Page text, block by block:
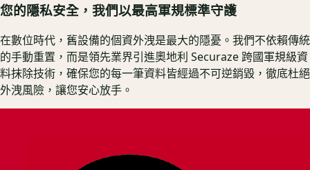
您的隱私安全，我們以最高軍規標準守護
在數位時代，舊設備的個資外洩是最大的隱憂。我們不依賴傳統
的手動重置，而是領先業界引進奧地利 Securaze 跨國軍規級資
料抹除技術，確保您的每一筆資料皆經過不可逆銷毀，徹底杜絕
外洩風險，讓您安心放手。